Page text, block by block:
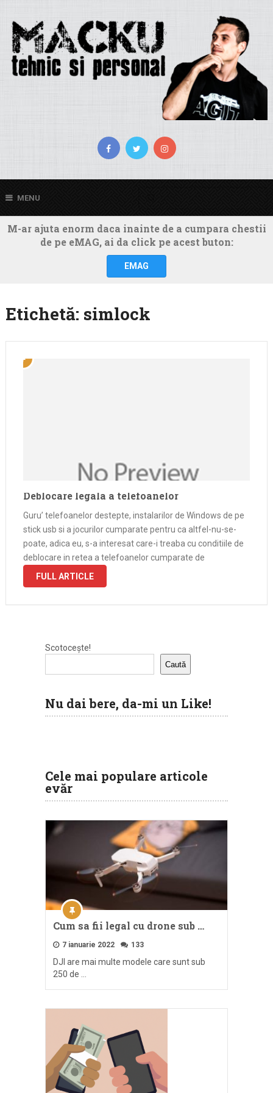
MENU
M-ar ajuta enorm daca inainte de a cumpara chestii
de pe eMAG, ai da click pe acest buton:
EMAG
Etichetă: simlock
Deblocare legala a telefoanelor
Guru’ telefoanelor destepte, instalarilor de Windows de pe
stick usb si a jocurilor cumparate pentru ca altfel-nu-se-
poate, adica eu, s-a interesat care-i treaba cu conditiile de
deblocare in retea a telefoanelor cumparate de
FULL ARTICLE
Scotocește!
Caută
Nu dai bere, da-mi un Like!
Cele mai populare articole
evăr
Cum sa fii legal cu drone sub …
7 ianuarie 2022 133
DJI are mai multe modele care sunt sub
250 de …